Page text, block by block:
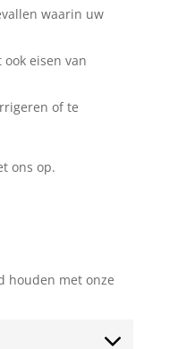
waarin uw
eisen van
of te
ons op.
houden met onze